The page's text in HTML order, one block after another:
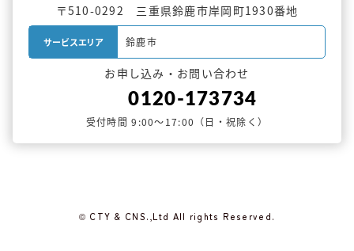
〒510-0292 三重県鈴鹿市岸岡町1930番地
サービスエリア 鈴鹿市
お申し込み・お問い合わせ
0120-173734
受付時間 9:00～17:00（日・祝除く）
© CTY & CNS.,Ltd All rights Reserved.